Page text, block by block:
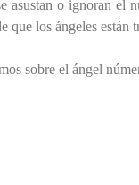
asustan o ignoran
que los ángeles están
sobre el ángel